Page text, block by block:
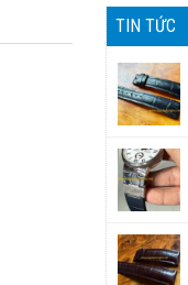
TIN TỨC